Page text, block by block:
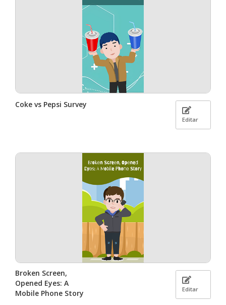
Coke vs Pepsi Survey
Editar
Broken Screen,
Opened Eyes: A
Mobile Phone Story
Editar